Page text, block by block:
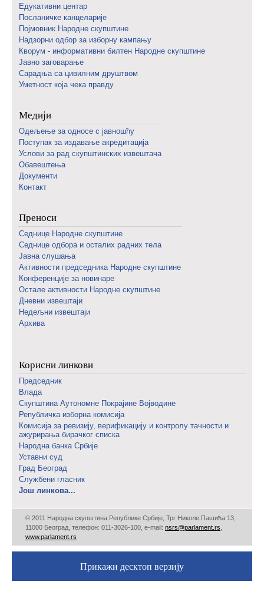
Едукативни центар
Посланичке канцеларије
Појмовник Народне скупштине
Надзорни одбор за изборну кампању
Кворум - информативни билтен Народне скупштине
Јавно заговарање
Сарадња са цивилним друштвом
Уметност која чека правду
Медији
Одељење за односе с јавношћу
Поступак за издавање акредитација
Услови за рад скупштинских извештача
Обавештења
Документи
Контакт
Преноси
Седнице Народне скупштине
Седнице одбора и осталих радних тела
Јавна слушања
Активности председника Народне скупштине
Конференције за новинаре
Oстале активности Народне скупштине
Дневни извештаји
Недељни извештаји
Архива
Корисни линкови
Председник
Влада
Скупштина Аутономне Покрајине Војводине
Републичка изборна комисија
Комисија за ревизију, верификацију и контролу тачности и
ажурирања бирачког списка
Народна банка Србије
Уставни суд
Град Београд
Службени гласник
Још линкова...
© 2011 Народна скупштина Републике Србије, Трг Николе Пашића 13,
11000 Београд, телефон: 011-3026-100, е-mail: nsrs@parlament.rs
www.parlament.rs
Прикажи десктоп верзију